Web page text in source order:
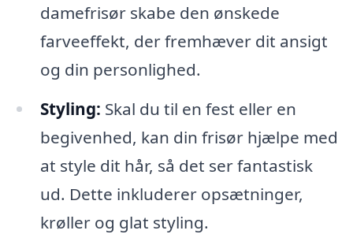
damefrisør skabe den ønskede
farveeffekt, der fremhæver dit ansigt
og din personlighed.
Styling: Skal du til en fest eller en
begivenhed, kan din frisør hjælpe med
at style dit hår, så det ser fantastisk
ud. Dette inkluderer opsætninger,
krøller og glat styling.